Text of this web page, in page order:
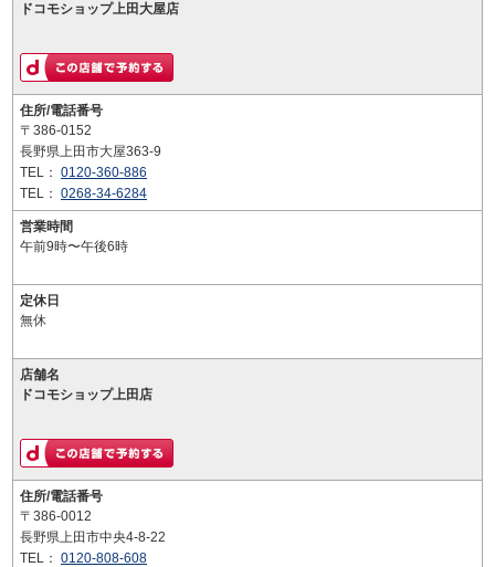
ドコモショップ上田大屋店
住所/電話番号
〒386-0152
長野県上田市大屋363-9
TEL： 0120-360-886
TEL： 0268-34-6284
営業時間
午前9時〜午後6時
定休日
無休
店舗名
ドコモショップ上田店
住所/電話番号
〒386-0012
長野県上田市中央4-8-22
TEL： 0120-808-608